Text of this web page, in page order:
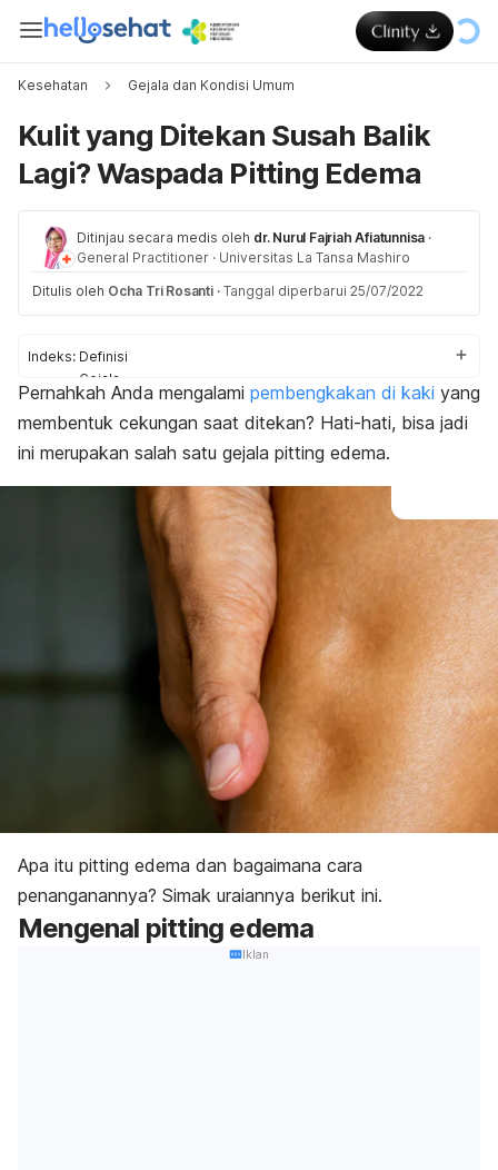
Kesehatan Gejala dan Kondisi Umum
Kulit yang Ditekan Susah Balik
Lagi? Waspada Pitting Edema
Ditinjau secara medis oleh dr. Nurul Fajriah Afiatunnisa ·
General Practitioner · Universitas La Tansa Mashiro
Ditulis oleh Ocha Tri Rosanti · Tanggal diperbarui 25/07/2022
Indeks: Definisi
Gejala
Gejala
Penyebab
Pengobatan
Pernahkah Anda mengalami pembengkakan di kaki yang
membentuk cekungan saat ditekan? Hati-hati, bisa jadi
ini merupakan salah satu gejala pitting edema.
Apa itu pitting edema dan bagaimana cara
penanganannya? Simak uraiannya berikut ini.
Mengenal pitting edema
Iklan